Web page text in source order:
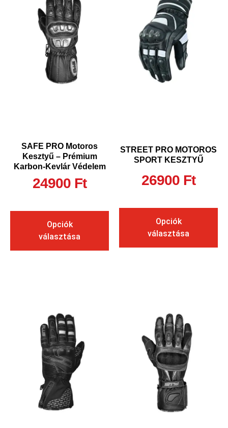
SAFE PRO Motoros
Kesztyű – Prémium
Karbon-Kevlár Védelem
24900 Ft
Opciók
választása
STREET PRO MOTOROS
SPORT KESZTYŰ
26900 Ft
Opciók
választása